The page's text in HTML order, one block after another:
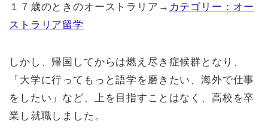
１７歳のときのオーストラリア→ カテゴリー：オー
ストラリア留学
しかし、帰国してからは燃え尽き症候群となり、
「大学に行ってもっと語学を磨きたい、海外で仕事
をしたい」など、上を目指すことはなく、高校を卒
業し就職しました。